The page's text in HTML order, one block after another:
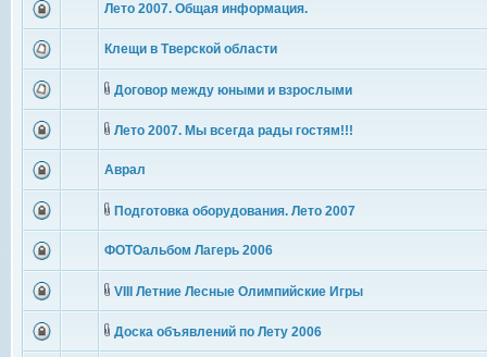
Лето 2007. Общая информация.
Клещи в Тверской области
Договор между юными и взрослыми
Лето 2007. Мы всегда рады гостям!!!
Аврал
Подготовка оборудования. Лето 2007
ФОТОальбом Лагерь 2006
VIII Летние Лесные Олимпийские Игры
Доска объявлений по Лету 2006